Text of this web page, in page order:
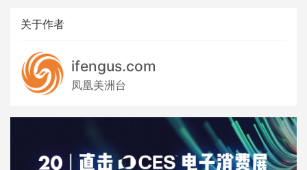
关于作者
ifengus.com
凤凰美洲台